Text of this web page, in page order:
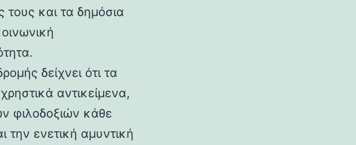
τους και τα δημόσια
δείχνει ότι τα
αντικείμενα,
φιλοδοξιών κάθε
την ενετική αμυντική